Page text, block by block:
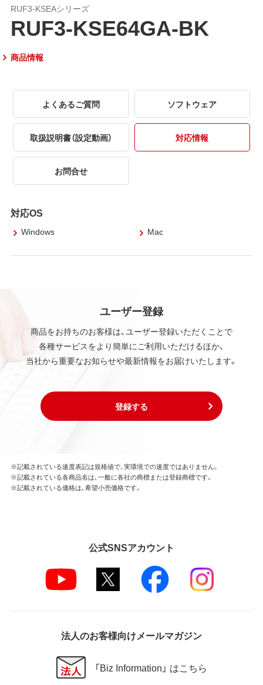
RUF3-KSEAシリーズ
RUF3-KSE64GA-BK
商品情報
よくあるご質問 ソフトウェア
取扱説明書（設定動画） 対応情報
お問合せ
対応OS
Windows Mac
ユーザー登録
商品をお持ちのお客様は、ユーザー登録いただくことで
各種サービスをより簡単にご利用いただけるほか、
当社から重要なお知らせや最新情報をお届けいたします。
登録する
※記載されている速度表記は規格値で、実環境での速度ではありません。
※記載されている各商品名は、一般に各社の商標または登録商標です。
※記載されている価格は、希望小売価格です。
公式SNSアカウント
法人のお客様向けメールマガジン
「Biz Information」 はこちら